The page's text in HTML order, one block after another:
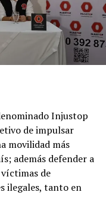
Injustop
de impulsar
movilidad más
además defender a
de
ilegales, tanto en